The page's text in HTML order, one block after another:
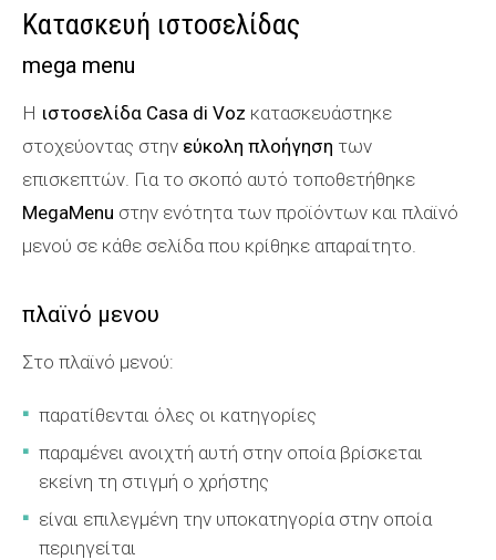
Κατασκευή ιστοσελίδας
mega menu
Η ιστοσελίδα Casa di Voz κατασκευάστηκε
στοχεύοντας στην εύκολη πλοήγηση των
επισκεπτών. Για το σκοπό αυτό τοποθετήθηκε
MegaMenu στην ενότητα των προϊόντων και πλαϊνό
μενού σε κάθε σελίδα που κρίθηκε απαραίτητο.
πλαϊνό μενου
Στο πλαϊνό μενού:
παρατίθενται όλες οι κατηγορίες
παραμένει ανοιχτή αυτή στην οποία βρίσκεται
εκείνη τη στιγμή ο χρήστης
είναι επιλεγμένη την υποκατηγορία στην οποία
περιηγείται